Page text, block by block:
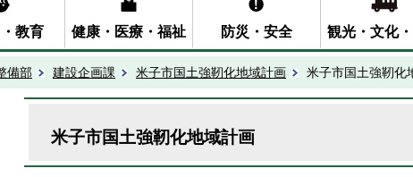
教育 健康・医療・福祉 防災・安全 観光・文化
備部 建設企画課 米子市国土強靭化地域計画 米子市国土強靭化
米子市国土強靭化地域計画